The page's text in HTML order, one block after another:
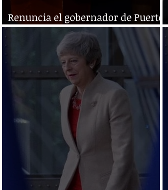
Renuncia el gobernador de Puerto
Rico Ricardo Rosselló